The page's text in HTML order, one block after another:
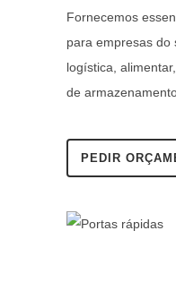
Fornecemos
para empresas do
logística,
de
PEDIR